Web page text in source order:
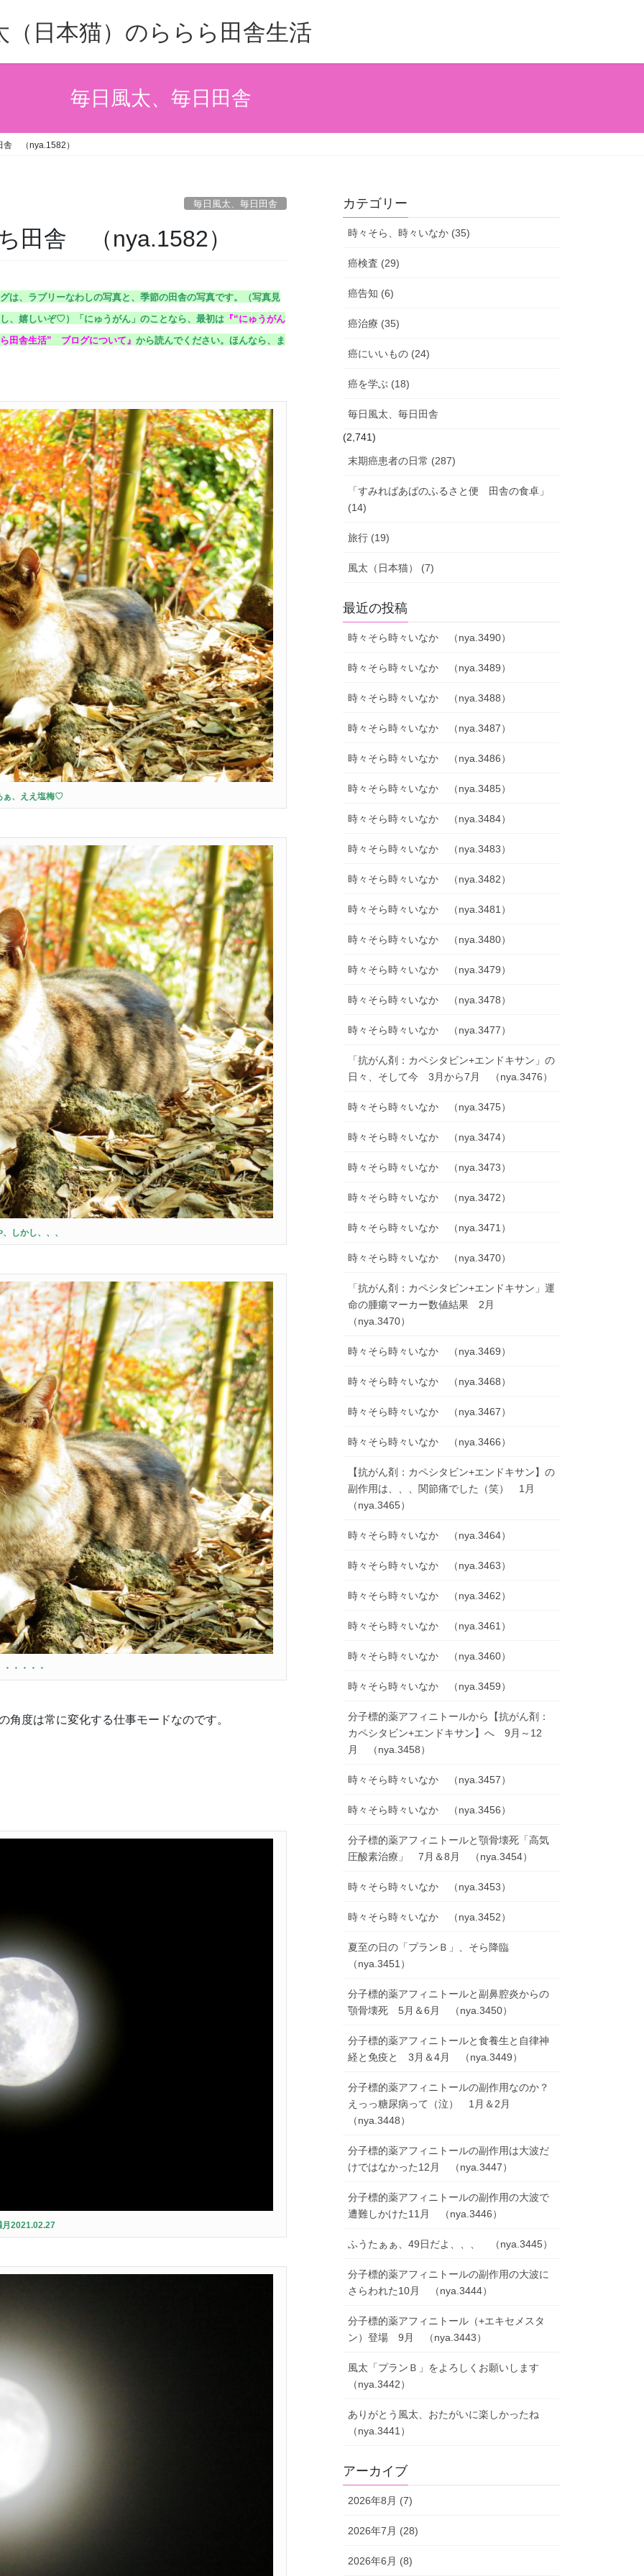
日本猫）のららら田舎生活
毎日風太、毎日田舎
舎 （nya.1582）
毎日風太、毎日田舎
田舎 （nya.1582）
は、ラブリーなわしの写真と、季節の田舎の写真です。（写真見
、嬉しいぞ♡）
「にゅうがん」のことなら、最初は 『“にゅうがん
田舎生活” ブログについて』 から読んでください。 ほんなら、ま
ぁ、ええ塩梅♡
、しかし、、、
・・・・・
度は常に変化する仕事モードなのです。
月2021.02.27
カテゴリー
時々そら、時々いなか (35)
癌検査 (29)
癌告知 (6)
癌治療 (35)
癌にいいもの (24)
癌を学ぶ (18)
毎日風太、毎日田舎
(2,741)
末期癌患者の日常 (287)
「すみればあばのふるさと便 田舎の食卓」
(14)
旅行 (19)
風太（日本猫） (7)
最近の投稿
時々そら時々いなか （nya.3490）
時々そら時々いなか （nya.3489）
時々そら時々いなか （nya.3488）
時々そら時々いなか （nya.3487）
時々そら時々いなか （nya.3486）
時々そら時々いなか （nya.3485）
時々そら時々いなか （nya.3484）
時々そら時々いなか （nya.3483）
時々そら時々いなか （nya.3482）
時々そら時々いなか （nya.3481）
時々そら時々いなか （nya.3480）
時々そら時々いなか （nya.3479）
時々そら時々いなか （nya.3478）
時々そら時々いなか （nya.3477）
「抗がん剤：カペシタビン+エンドキサン」の
日々、そして今 3月から7月 （nya.3476）
時々そら時々いなか （nya.3475）
時々そら時々いなか （nya.3474）
時々そら時々いなか （nya.3473）
時々そら時々いなか （nya.3472）
時々そら時々いなか （nya.3471）
時々そら時々いなか （nya.3470）
「抗がん剤：カペシタビン+エンドキサン」運
命の腫瘍マーカー数値結果 2月
（nya.3470）
時々そら時々いなか （nya.3469）
時々そら時々いなか （nya.3468）
時々そら時々いなか （nya.3467）
時々そら時々いなか （nya.3466）
【抗がん剤：カペシタビン+エンドキサン】の
副作用は、、、関節痛でした（笑） 1月
（nya.3465）
時々そら時々いなか （nya.3464）
時々そら時々いなか （nya.3463）
時々そら時々いなか （nya.3462）
時々そら時々いなか （nya.3461）
時々そら時々いなか （nya.3460）
時々そら時々いなか （nya.3459）
分子標的薬アフィニトールから【抗がん剤：
カペシタビン+エンドキサン】へ 9月～12
月 （nya.3458）
時々そら時々いなか （nya.3457）
時々そら時々いなか （nya.3456）
分子標的薬アフィニトールと顎骨壊死「高気
圧酸素治療」 7月＆8月 （nya.3454）
時々そら時々いなか （nya.3453）
時々そら時々いなか （nya.3452）
夏至の日の「プランＢ」、そら降臨
（nya.3451）
分子標的薬アフィニトールと副鼻腔炎からの
顎骨壊死 5月＆6月 （nya.3450）
分子標的薬アフィニトールと食養生と自律神
経と免疫と 3月＆4月 （nya.3449）
分子標的薬アフィニトールの副作用なのか？
えっっ糖尿病って（泣） 1月＆2月
（nya.3448）
分子標的薬アフィニトールの副作用は大波だ
けではなかった12月 （nya.3447）
分子標的薬アフィニトールの副作用の大波で
遭難しかけた11月 （nya.3446）
ふうたぁぁ、49日だよ、、、 （nya.3445）
分子標的薬アフィニトールの副作用の大波に
さらわれた10月 （nya.3444）
分子標的薬アフィニトール（+エキセメスタ
ン）登場 9月 （nya.3443）
風太「プランＢ」をよろしくお願いします
（nya.3442）
ありがとう風太、おたがいに楽しかったね
（nya.3441）
アーカイブ
2026年8月 (7)
2026年7月 (28)
2026年6月 (8)